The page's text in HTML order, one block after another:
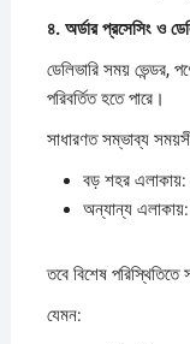
৪. অর্ডারপ্রসেসিং ও
ডেলিভারি সময় ভেন্ডর,
পরিবর্তিত হতে পারে।
সাধারণত সম্ভাব্য
বড় শহর এলাকায়:
অন্যান্য এলাকায়:
তবে বিশেষ পরিস্থিতিতে
যেমন: